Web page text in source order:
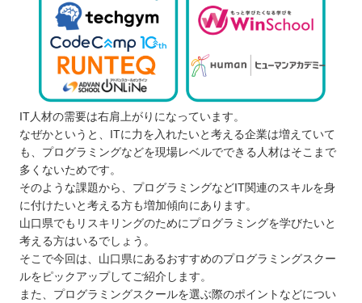
IT人材の需要は右肩上がりになっています。
なぜかというと、ITに力を入れたいと考える企業は増えていて
も、プログラミングなどを現場レベルでできる人材はそこまで
多くないためです。
そのような課題から、プログラミングなどIT関連のスキルを身
に付けたいと考える方も増加傾向にあります。
山口県でもリスキリングのためにプログラミングを学びたいと
考える方はいるでしょう。
そこで今回は、山口県にあるおすすめのプログラミングスクー
ルをピックアップしてご紹介します。
また、プログラミングスクールを選ぶ際のポイントなどについ